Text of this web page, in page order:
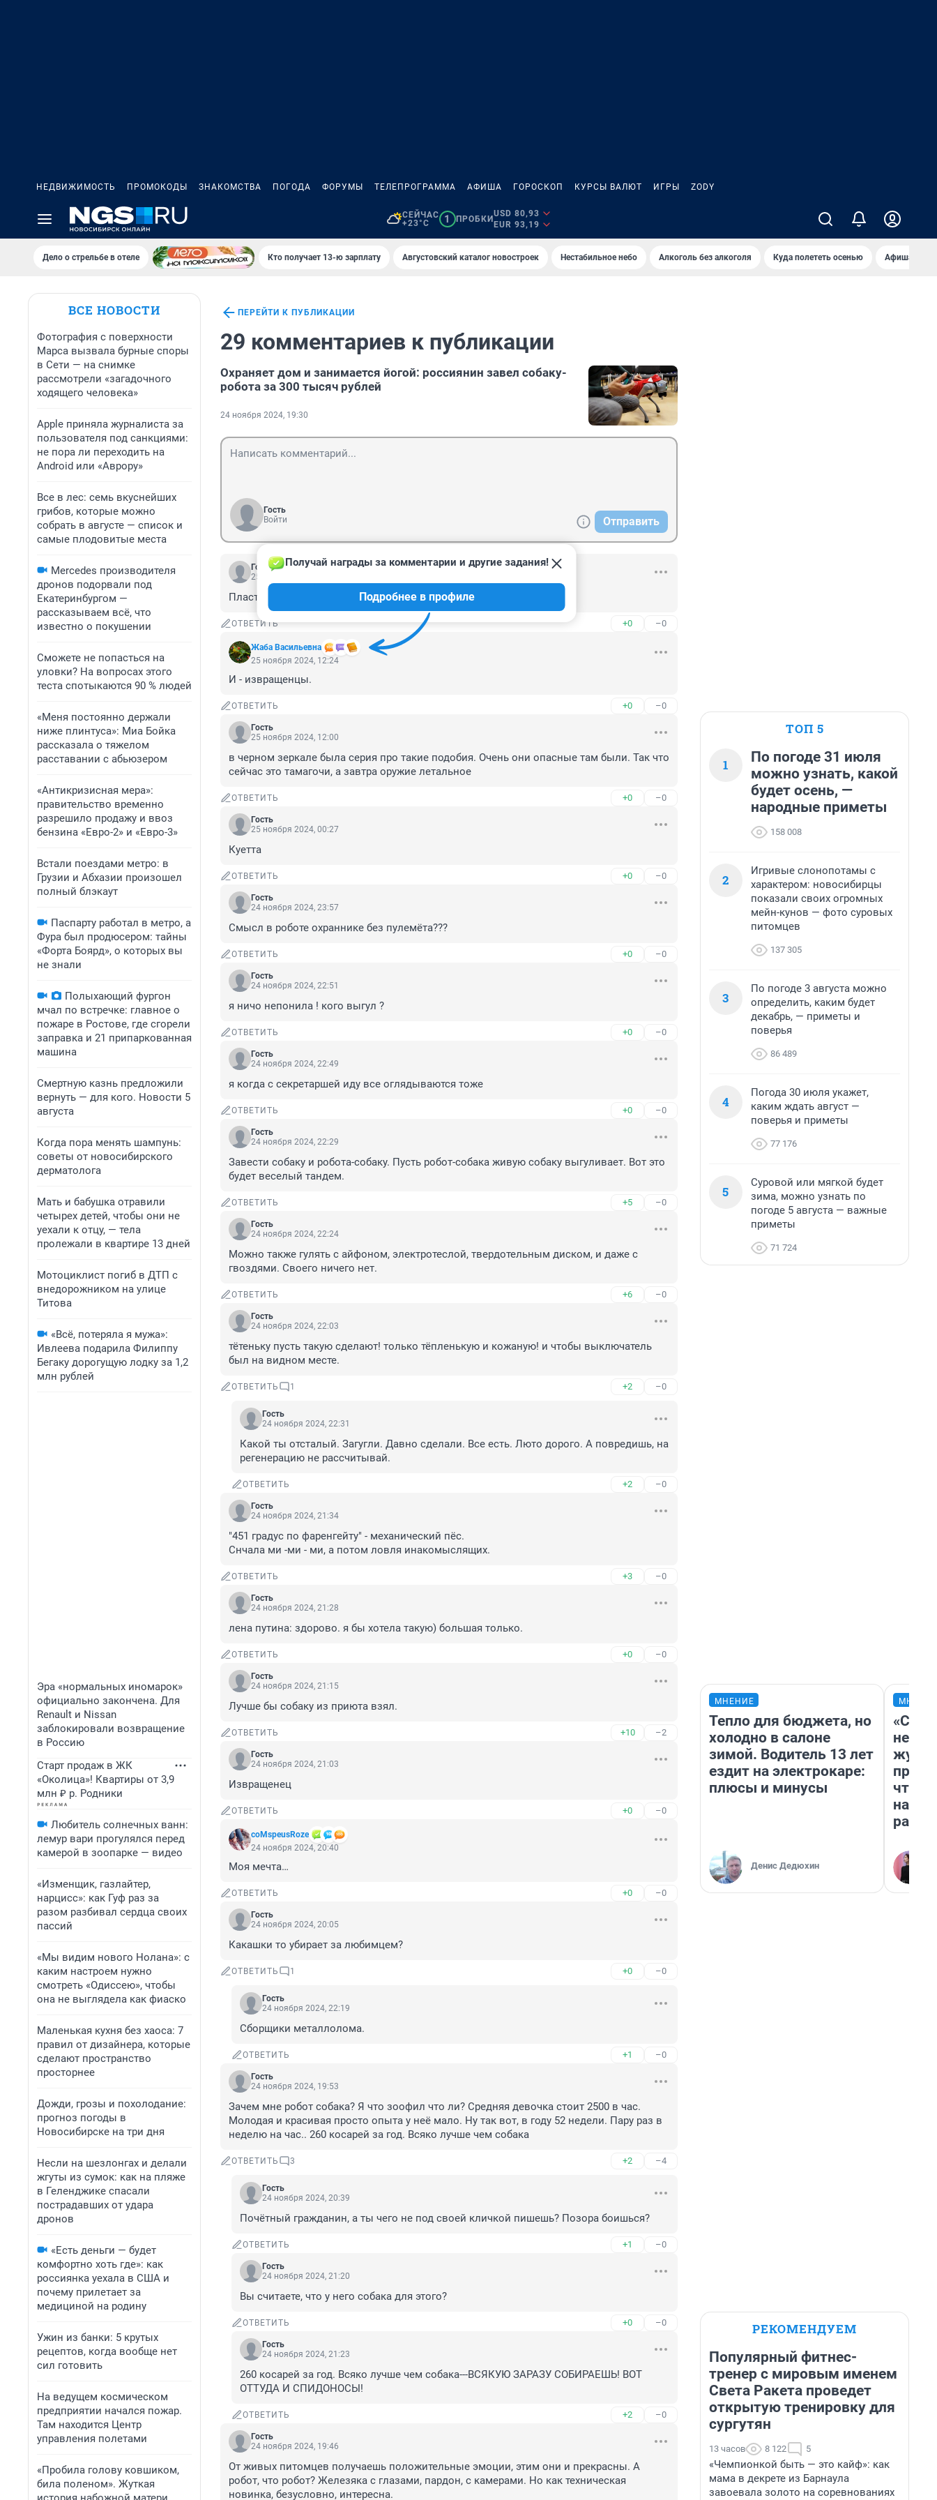
НЕДВИЖИМОСТЬ ПРОМОКОДЫ ЗНАКОМСТВА ПОГОДА ФОРУМЫ ТЕЛЕПРОГРАММА АФИША ГОРОСКОП КУРСЫ ВАЛЮТ ИГРЫ ZODY
СЕЙЧАС
+23°C
1 ПРОБКИ
USD 80,93
EUR 93,19
Дело о стрельбе в отеле Кто получает 13-ю зарплату Августовский каталог новостроек Нестабильное небо Алкоголь без алкоголя Куда полететь осенью Афиша на
ВСЕ НОВОСТИ
Фотография с поверхности
Марса вызвала бурные споры
в Сети — на снимке
рассмотрели «загадочного
ходящего человека»
Apple приняла журналиста за
пользователя под санкциями:
не пора ли переходить на
Android или «Аврору»
Все в лес: семь вкуснейших
грибов, которые можно
собрать в августе — список и
самые плодовитые места
Mercedes производителя
дронов подорвали под
Екатеринбургом —
рассказываем всё, что
известно о покушении
Сможете не попасться на
уловки? На вопросах этого
теста спотыкаются 90 % людей
«Меня постоянно держали
ниже плинтуса»: Миа Бойка
рассказала о тяжелом
расставании с абьюзером
«Антикризисная мера»:
правительство временно
разрешило продажу и ввоз
бензина «Евро-2» и «Евро-3»
Встали поездами метро: в
Грузии и Абхазии произошел
полный блэкаут
Паспарту работал в метро, а
Фура был продюсером: тайны
«Форта Боярд», о которых вы
не знали
Полыхающий фургон
мчал по встречке: главное о
пожаре в Ростове, где сгорели
заправка и 21 припаркованная
машина
Смертную казнь предложили
вернуть — для кого. Новости 5
августа
Когда пора менять шампунь:
советы от новосибирского
дерматолога
Мать и бабушка отравили
четырех детей, чтобы они не
уехали к отцу, — тела
пролежали в квартире 13 дней
Мотоциклист погиб в ДТП с
внедорожником на улице
Титова
«Всё, потеряла я мужа»:
Ивлеева подарила Филиппу
Бегаку дорогущую лодку за 1,2
млн рублей
Эра «нормальных иномарок»
официально закончена. Для
Renault и Nissan
заблокировали возвращение
в Россию
Старт продаж в ЖК
«Околица»! Квартиры от 3,9
млн ₽ р. Родники
Любитель солнечных ванн:
лемур вари прогулялся перед
камерой в зоопарке — видео
«Изменщик, газлайтер,
нарцисс»: как Гуф раз за
разом разбивал сердца своих
пассий
«Мы видим нового Нолана»: с
каким настроем нужно
смотреть «Одиссею», чтобы
она не выглядела как фиаско
Маленькая кухня без хаоса: 7
правил от дизайнера, которые
сделают пространство
просторнее
Дожди, грозы и похолодание:
прогноз погоды в
Новосибирске на три дня
Несли на шезлонгах и делали
жгуты из сумок: как на пляже
в Геленджике спасали
пострадавших от удара
дронов
«Есть деньги — будет
комфортно хоть где»: как
россиянка уехала в США и
почему прилетает за
медициной на родину
Ужин из банки: 5 крутых
рецептов, когда вообще нет
сил готовить
На ведущем космическом
предприятии начался пожар.
Там находится Центр
управления полетами
«Пробила голову ковшиком,
била поленом». Жуткая
ПЕРЕЙТИ К ПУБЛИКАЦИИ
29 комментариев к публикации
Охраняет дом и занимается йогой: россиянин завел собаку-
робота за 300 тысяч рублей
24 ноября 2024, 19:30
Гость
Войти
Отправить
Гость
25 ноября 2024, 14:54
Пластмассовый мир, пластмассовые чувства.
ОТВЕТИТЬ +0 –0
Жаба Васильевна
Получай награды за комментарии и другие задания!
Подробнее в профиле
25 ноября 2024, 12:24
И - извращенцы.
ОТВЕТИТЬ +0 –0
Гость
25 ноября 2024, 12:00
в черном зеркале была серия про такие подобия. Очень они опасные там были. Так что
сейчас это тамагочи, а завтра оружие летальное
ОТВЕТИТЬ +0 –0
Гость
25 ноября 2024, 00:27
Куетта
ОТВЕТИТЬ +0 –0
Гость
24 ноября 2024, 23:57
Смысл в роботе охраннике без пулемёта???
ОТВЕТИТЬ +0 –0
Гость
24 ноября 2024, 22:51
я ничо непонила ! кого выгул ?
ОТВЕТИТЬ +0 –0
Гость
24 ноября 2024, 22:49
я когда с секретаршей иду все оглядываются тоже
ОТВЕТИТЬ +0 –0
Гость
24 ноября 2024, 22:29
Завести собаку и робота-собаку. Пусть робот-собака живую собаку выгуливает. Вот это
будет веселый тандем.
ОТВЕТИТЬ +5 –0
Гость
24 ноября 2024, 22:24
Можно также гулять с айфоном, электротеслой, твердотельным диском, и даже с
гвоздями. Своего ничего нет.
ОТВЕТИТЬ +6 –0
Гость
24 ноября 2024, 22:03
тётеньку пусть такую сделают! только тёпленькую и кожаную! и чтобы выключатель
был на видном месте.
ОТВЕТИТЬ 1 +2 –0
Гость
24 ноября 2024, 22:31
Какой ты отсталый. Загугли. Давно сделали. Все есть. Люто дорого. А повредишь, на
регенерацию не рассчитывай.
ОТВЕТИТЬ +2 –0
Гость
24 ноября 2024, 21:34
"451 градус по фаренгейту" - механический пёс.
Снчала ми -ми - ми, а потом ловля инакомыслящих.
ОТВЕТИТЬ +3 –0
Гость
24 ноября 2024, 21:28
лена путина: здорово. я бы хотела такую) большая только.
ОТВЕТИТЬ +0 –0
Гость
24 ноября 2024, 21:15
Лучше бы собаку из приюта взял.
ОТВЕТИТЬ +10 –2
Гость
24 ноября 2024, 21:03
Извращенец
ОТВЕТИТЬ +0 –0
coMspeusRoze
24 ноября 2024, 20:40
Моя мечта…
ОТВЕТИТЬ +0 –0
Гость
24 ноября 2024, 20:05
Какашки то убирает за любимцем?
ОТВЕТИТЬ 1 +0 –0
Гость
24 ноября 2024, 22:19
Сборщики металлолома.
ОТВЕТИТЬ +1 –0
Гость
24 ноября 2024, 19:53
Зачем мне робот собака? Я что зоофил что ли? Средняя девочка стоит 2500 в час.
Молодая и красивая просто опыта у неё мало. Ну так вот, в году 52 недели. Пару раз в
неделю на час.. 260 косарей за год. Всяко лучше чем собака
ОТВЕТИТЬ 3 +2 –4
Гость
24 ноября 2024, 20:39
Почётный гражданин, а ты чего не под своей кличкой пишешь? Позора боишься?
ОТВЕТИТЬ +1 –0
Гость
24 ноября 2024, 21:20
Вы считаете, что у него собака для этого?
ОТВЕТИТЬ +0 –0
Гость
24 ноября 2024, 21:23
260 косарей за год. Всяко лучше чем собака---ВСЯКУЮ ЗАРАЗУ СОБИРАЕШЬ! ВОТ
ОТТУДА И СПИДОНОСЫ!
ОТВЕТИТЬ +2 –0
Гость
24 ноября 2024, 19:46
От живых питомцев получаешь положительные эмоции, этим они и прекрасны. А
робот, что робот? Железяка с глазами, пардон, с камерами. Но как техническая
новинка, безусловно, интересна.
ТОП 5
1
По погоде 31 июля
можно узнать, какой
будет осень, —
народные приметы
158 008
2
Игривые слонопотамы с
характером: новосибирцы
показали своих огромных
мейн-кунов — фото суровых
питомцев
137 305
3
По погоде 3 августа можно
определить, каким будет
декабрь, — приметы и
поверья
86 489
4
Погода 30 июля укажет,
каким ждать август —
поверья и приметы
77 176
5
Суровой или мягкой будет
зима, можно узнать по
погоде 5 августа — важные
приметы
71 724
МНЕНИЕ
Тепло для бюджета, но
холодно в салоне
зимой. Водитель 13 лет
ездит на электрокаре:
плюсы и минусы
Денис Дедюхин
на
ради
РЕКОМЕНДУЕМ
Популярный фитнес-
тренер с мировым именем
Света Ракета проведет
открытую тренировку для
сургутян
13 часов 8 122 5
«Чемпионкой быть — это кайф»: как
мама в декрете из Барнаула
завоевала золото на соревнованиях